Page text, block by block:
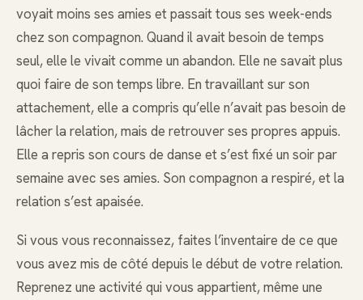
voyait moins ses amies et passait tous ses week-ends
chez son compagnon. Quand il avait besoin de temps
seul, elle le vivait comme un abandon. Elle ne savait plus
quoi faire de son temps libre. En travaillant sur son
attachement, elle a compris qu’elle n’avait pas besoin de
lâcher la relation, mais de retrouver ses propres appuis.
Elle a repris son cours de danse et s’est fixé un soir par
semaine avec ses amies. Son compagnon a respiré, et la
relation s’est apaisée.
Si vous vous reconnaissez, faites l’inventaire de ce que
vous avez mis de côté depuis le début de votre relation.
Reprenez une activité qui vous appartient, même une